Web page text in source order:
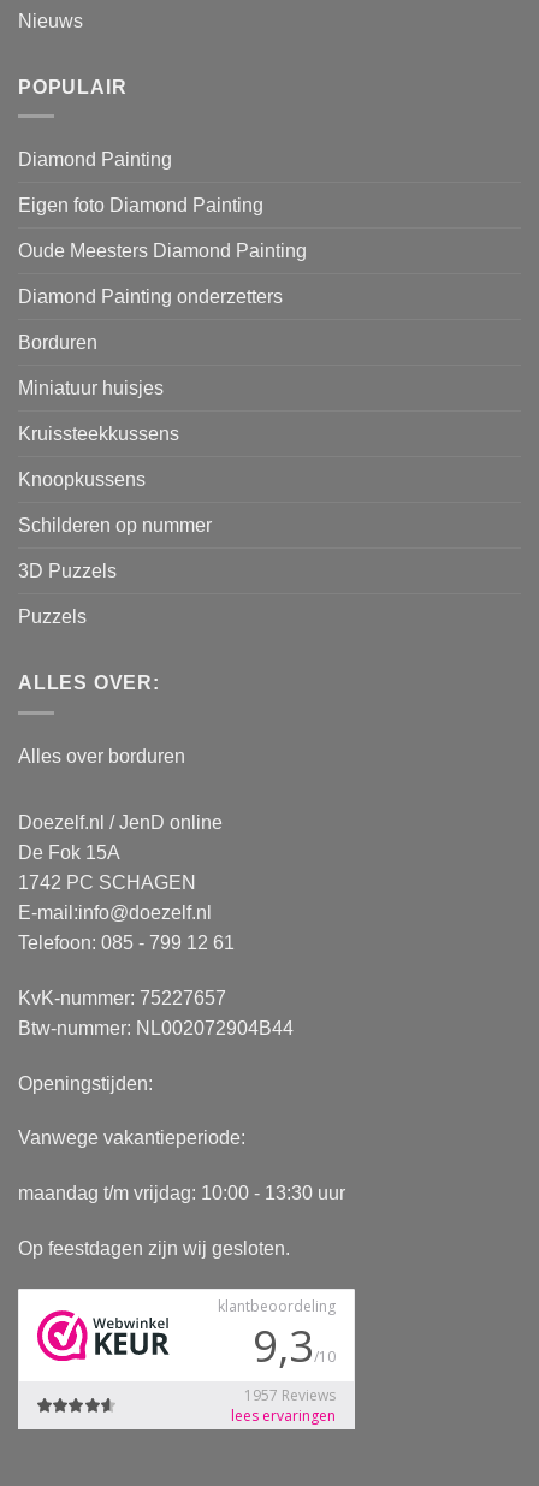
Nieuws
POPULAIR
Diamond Painting
Eigen foto Diamond Painting
Oude Meesters Diamond Painting
Diamond Painting onderzetters
Borduren
Miniatuur huisjes
Kruissteekkussens
Knoopkussens
Schilderen op nummer
3D Puzzels
Puzzels
ALLES OVER:
Alles over borduren
Doezelf.nl / JenD online
De Fok 15A
1742 PC SCHAGEN
E-mail:info@doezelf.nl
Telefoon: 085 - 799 12 61
KvK-nummer: 75227657
Btw-nummer: NL002072904B44
Openingstijden:
Vanwege vakantieperiode:
maandag t/m vrijdag: 10:00 - 13:30 uur
Op feestdagen zijn wij gesloten.